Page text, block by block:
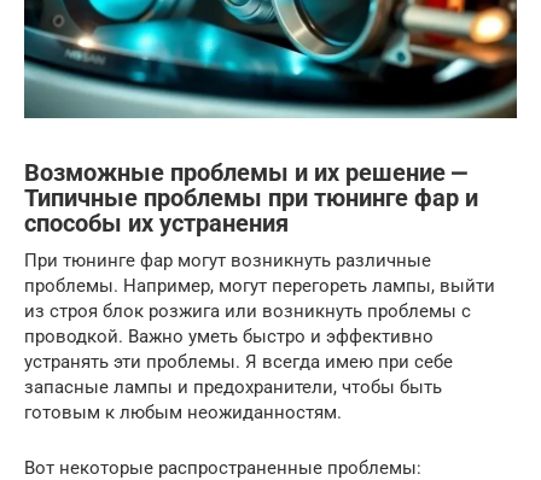
Возможные проблемы и их решение ⎼
Типичные проблемы при тюнинге фар и
способы их устранения
При тюнинге фар могут возникнуть различные
проблемы. Например, могут перегореть лампы, выйти
из строя блок розжига или возникнуть проблемы с
проводкой. Важно уметь быстро и эффективно
устранять эти проблемы. Я всегда имею при себе
запасные лампы и предохранители, чтобы быть
готовым к любым неожиданностям.
Вот некоторые распространенные проблемы: